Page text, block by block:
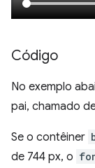
Código
No exemplo
pai, chamado
Se o contêiner
de 744 px, o